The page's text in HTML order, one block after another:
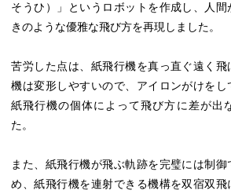
そうひ）」というロボットを作成し、人間
きのような優雅な飛び方を再現しました。
苦労した点は、紙飛行機を真っ直ぐ遠く
機は変形しやすいので、アイロンがけをし
紙飛行機の個体によって飛び方に差が出
た。
また、紙飛行機が飛ぶ軌跡を完璧には制
め、紙飛行機を連射できる機構を双宿双